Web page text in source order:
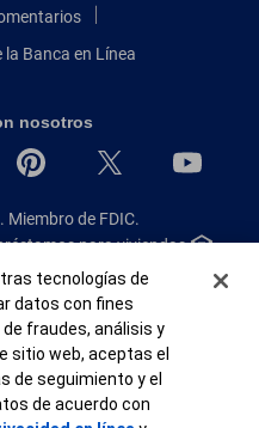
sus comentarios
Banca en Línea
nosotros
Miembro de FDIC.
para viviendas
Corporation.
Reservados.
tecnologías de
datos con fines
fraudes, análisis y
sitio web, aceptas el
de seguimiento y el
de acuerdo con